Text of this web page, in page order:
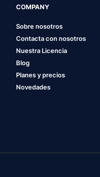
COMPANY
Sobre nosotros
Contacta con nosotros
Nuestra Licencia
Blog
Planes y precios
Novedades